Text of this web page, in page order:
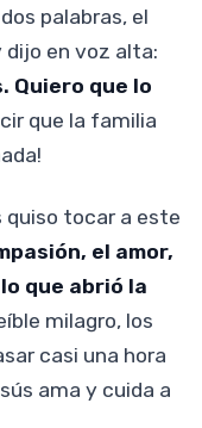
palabras, el
dijo en voz alta:
Quiero que lo
que la familia
quiso tocar a este
el amor,
que abrió la
milagro, los
casi una hora
ama y cuida a